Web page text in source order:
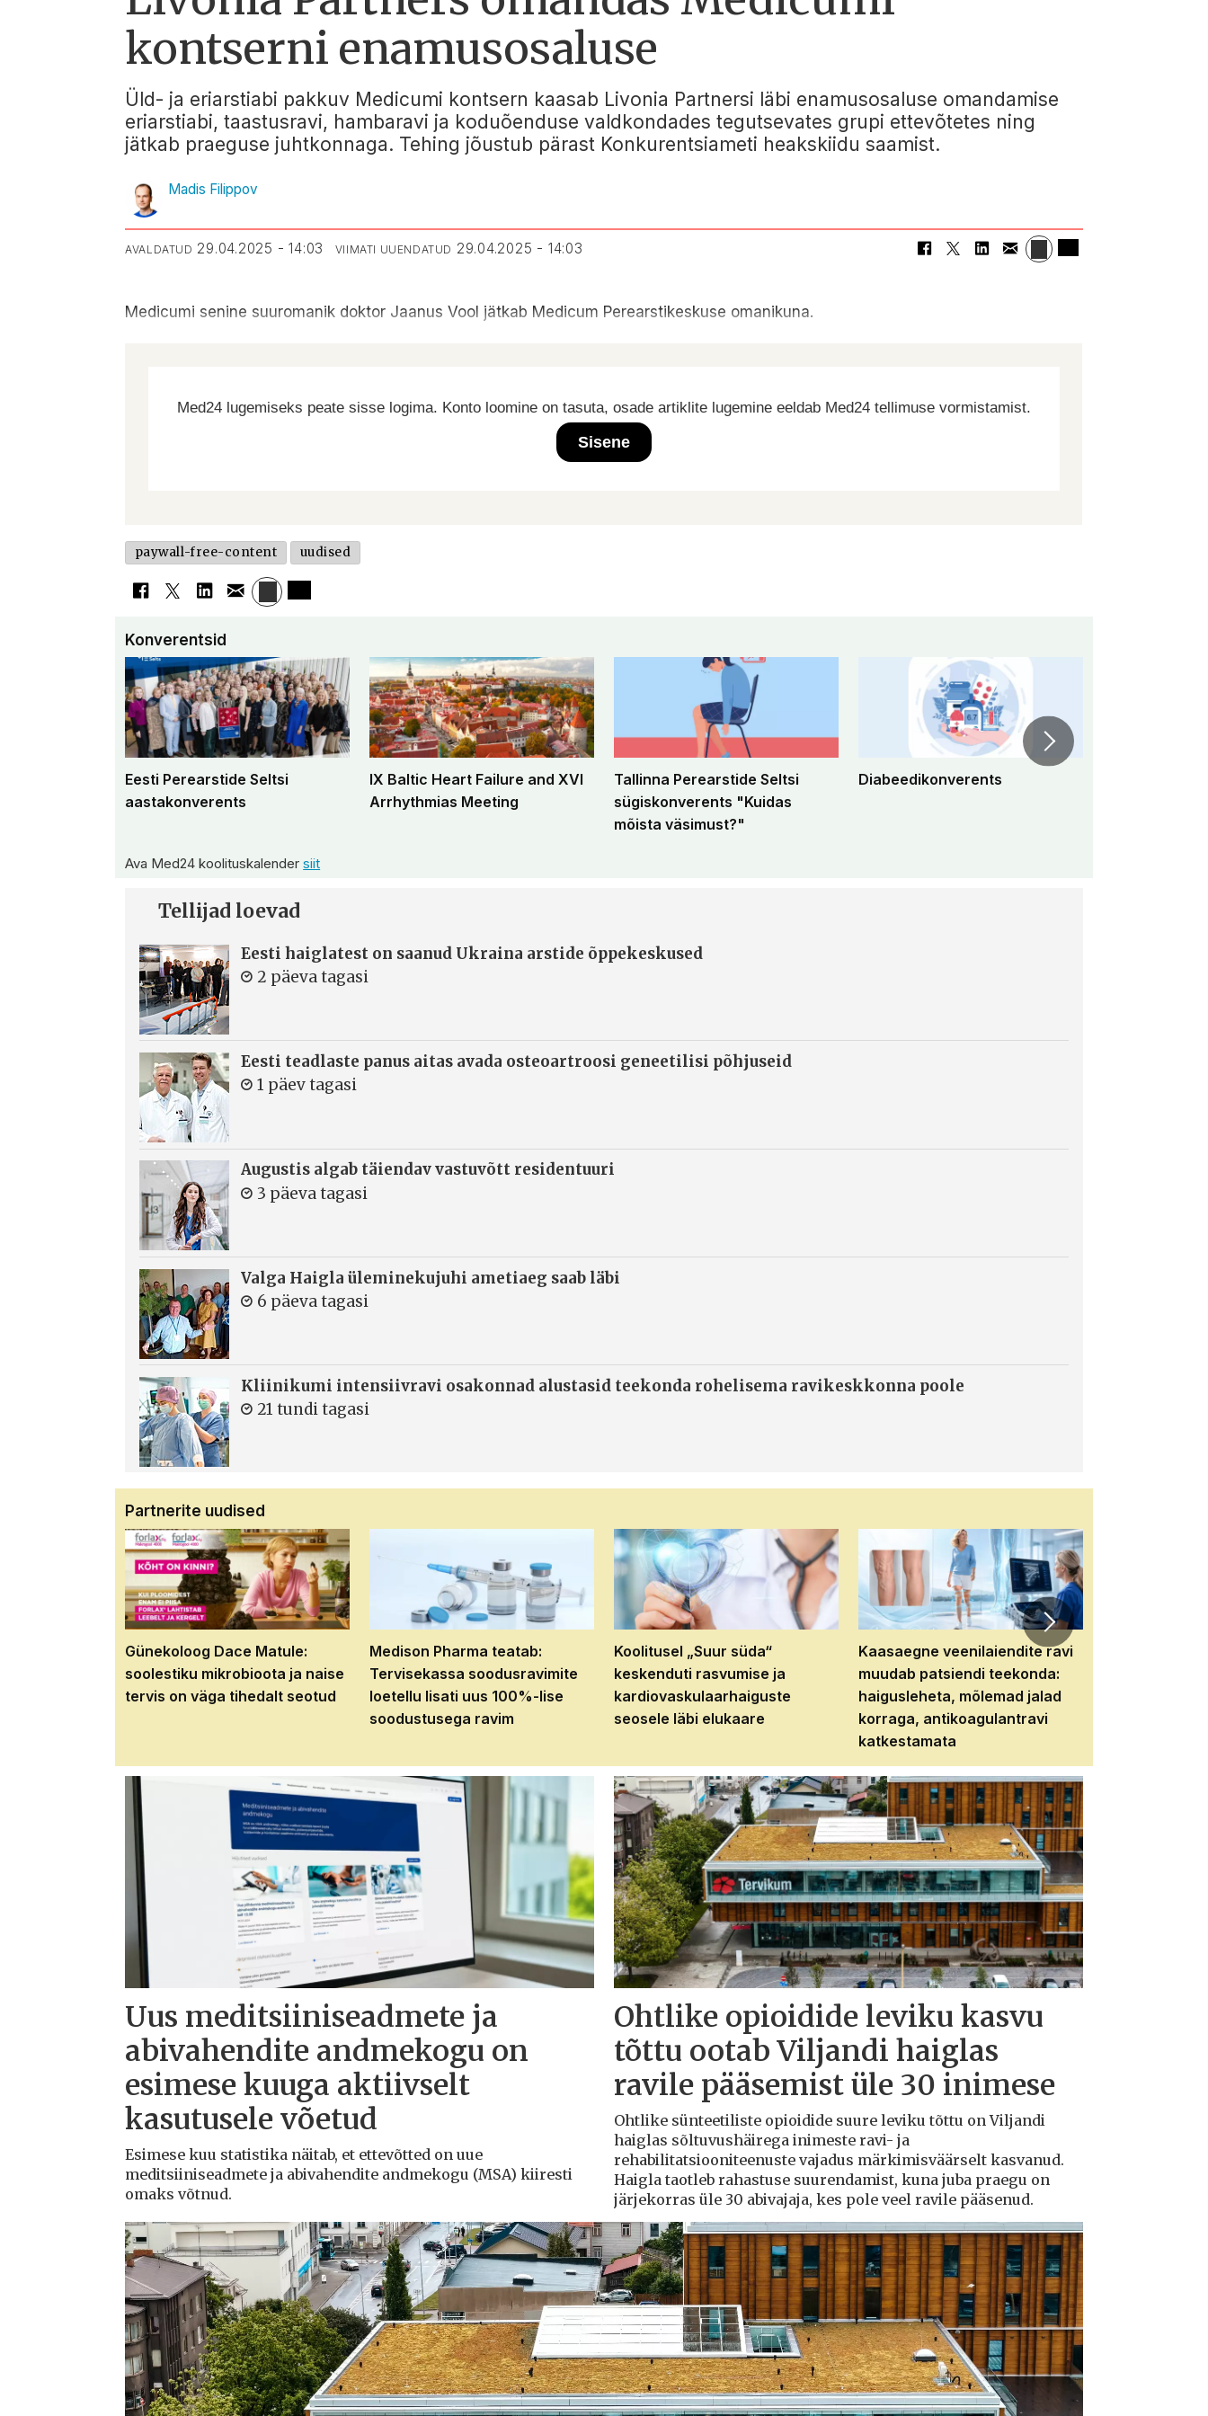
kontserni enamusosaluse
Üld- ja eriarstiabi pakkuv Medicumi kontsern kaasab Livonia Partnersi läbi enamusosaluse omandamise
eriarstiabi, taastusravi, hambaravi ja koduõenduse valdkondades tegutsevates grupi ettevõtetes ning
jätkab praeguse juhtkonnaga. Tehing jõustub pärast Konkurentsiameti heakskiidu saamist.
Madis Filippov
AVALDATUD 29.04.2025 - 14:03 VIIMATI UUENDATUD 29.04.2025 - 14:03
Medicumi senine suuromanik doktor Jaanus Vool jätkab Medicum Perearstikeskuse omanikuna.
Med24 lugemiseks peate sisse logima. Konto loomine on tasuta, osade artiklite lugemine eeldab Med24 tellimuse vormistamist.
Sisene
paywall-free-content uudised
Konverentsid
Eesti Perearstide Seltsi
aastakonverents
IX Baltic Heart Failure and XVI
Arrhythmias Meeting
Tallinna Perearstide Seltsi
sügiskonverents "Kuidas
mõista väsimust?"
Diabeedikonverents
Ava Med24 koolituskalendersiit
Tellijad loevad
Eesti haiglatest on saanud Ukraina arstide õppekeskused
2 päeva tagasi
Eesti teadlaste panus aitas avada osteoartroosi geneetilisi põhjuseid
1 päev tagasi
Augustis algab täiendav vastuvõtt residentuuri
3 päeva tagasi
Valga Haigla üleminekujuhi ametiaeg saab läbi
6 päeva tagasi
Kliinikumi intensiivravi osakonnad alustasid teekonda rohelisema ravikeskkonna poole
21 tundi tagasi
Partnerite uudised
Günekoloog Dace Matule:
soolestiku mikrobioota ja naise
tervis on väga tihedalt seotud
Medison Pharma teatab:
Tervisekassa soodusravimite
loetellu lisati uus 100%-lise
soodustusega ravim
Koolitusel „Suur süda“
keskenduti rasvumise ja
kardiovaskulaarhaiguste
seosele läbi elukaare
Kaasaegne veenilaiendite ravi
muudab patsiendi teekonda:
haigusleheta, mõlemad jalad
korraga, antikoagulantravi
katkestamata
Uus meditsiiniseadmete ja
abivahendite andmekogu on
esimese kuuga aktiivselt
kasutusele võetud
Esimese kuu statistika näitab, et ettevõtted on uue
meditsiiniseadmete ja abivahendite andmekogu (MSA) kiiresti
omaks võtnud.
Ohtlike opioidide leviku kasvu
tõttu ootab Viljandi haiglas
ravile pääsemist üle 30 inimese
Ohtlike sünteetiliste opioidide suure leviku tõttu on Viljandi
haiglas sõltuvushäirega inimeste ravi- ja
rehabilitatsiooniteenuste vajadus märkimisväärselt kasvanud.
Haigla taotleb rahastuse suurendamist, kuna juba praegu on
järjekorras üle 30 abivajaja, kes pole veel ravile pääsenud.